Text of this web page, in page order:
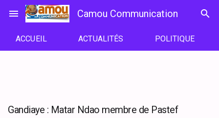
menu Camou Communication search
ACCUEIL ACTUALITÉS POLITIQUE
Gandiaye : Matar Ndao membre de Pastef